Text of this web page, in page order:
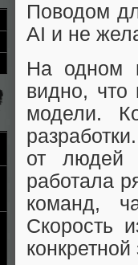
Поводом
AI и не
На одном
видно, что
модели.
от людей
работала
команд,
Скорость